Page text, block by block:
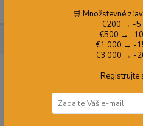
Pracovná a treková
Pracovná,
obuv Vibram
🛒 Množstevné
€200 → -5
€500 → -
€1 000 → -
€3 000 → -
Registrujte